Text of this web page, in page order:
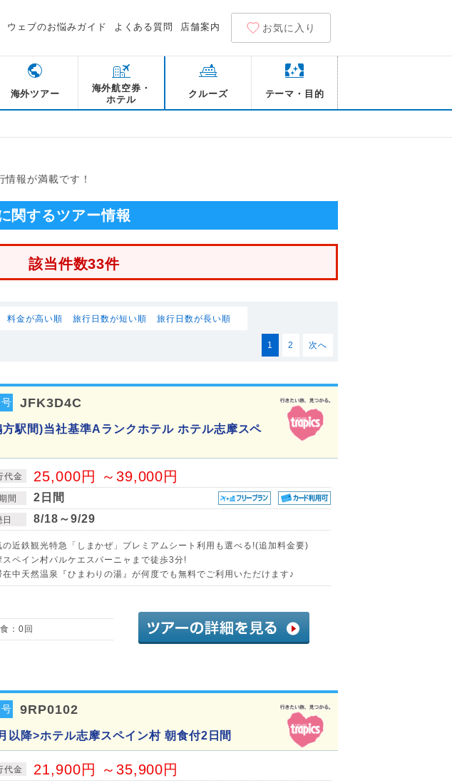
ウェブのお悩みガイド よくある質問 店舗案内 お気に入り
海外ツアー
海外航空券・
ホテル
クルーズ テーマ・目的
報が満載です！
関するツアー情報
該当件数33件
料金が高い順 旅行日数が短い順 旅行日数が長い順
1 2 次へ
JFK3D4C
間)当社基準Aランクホテル ホテル志摩スペ
代金 25,000円 ～39,000円
間 2日間
日 8/18～9/29
近鉄観光特急「しまかぜ」プレミアムシート利用も選べる!(追加料金要)
ペイン村パルケエスパーニャまで徒歩3分!
中天然温泉『ひまわりの湯』が何度でも無料でご利用いただけます♪
：0回
9RP0102
以降>ホテル志摩スペイン村 朝食付2日間
代金 21,900円 ～35,900円